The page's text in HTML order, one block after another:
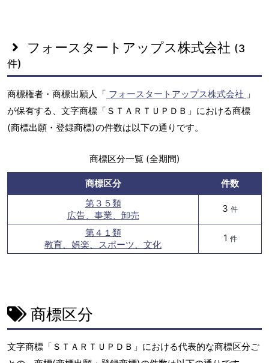
フォースタートアップス株式会社 (3
件)
商標権者・商標出願人「 フォースタートアップス株式会社 」
が保有する、文字商標「ＳＴＡＲＴＵＰＤＢ」における商標
(商標出願・登録商標)の件数は以下の通りです。
商標区分一覧 (全期間)
商標区分
件数
第３５類
広告、事業、卸売
3 件
第４１類
教育、娯楽、スポーツ、文化
1 件
商標区分
文字商標「ＳＴＡＲＴＵＰＤＢ」における代表的な商標区分ご